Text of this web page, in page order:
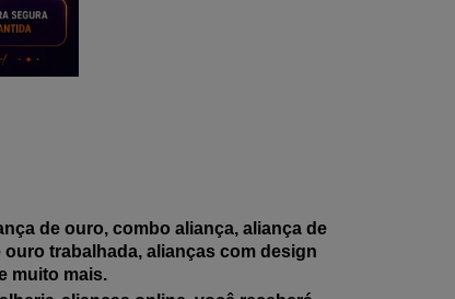
de ouro, combo aliança, aliança de
trabalhada, alianças com design
muito mais.